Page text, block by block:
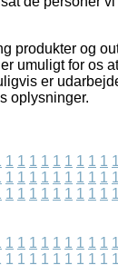
produkter og
umuligt for os
er
oplysninger.
1 1 1 1 1 1 1 1 1 1
1 1 1 1 1 1 1 1 1 1
1 1 1 1 1 1 1 1 1 1
1 1 1 1 1 1 1 1 1 1
1 1 1 1 1 1 1 1 1 1